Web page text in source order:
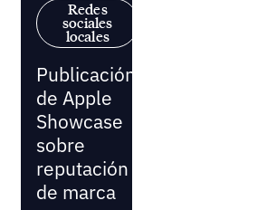
Redes
sociales
locales
Publicación
de Apple
Showcase
sobre
reputación
de marca